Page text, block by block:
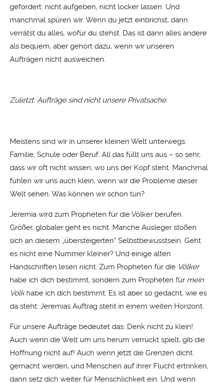
gefordert: nicht aufgeben, nicht locker lassen. Und
manchmal spüren wir: Wenn du jetzt einbrichst, dann
verrätst du alles, wofür du stehst. Das ist dann alles andere
als bequem, aber gehört dazu, wenn wir unseren
Aufträgen nicht ausweichen.
Zuletzt: Aufträge sind nicht unsere Privatsache.
Meistens sind wir in unserer kleinen Welt unterwegs:
Familie, Schule oder Beruf. All das füllt uns aus – so sehr,
dass wir oft nicht wissen, wo uns der Kopf steht. Manchmal
fühlen wir uns auch klein, wenn wir die Probleme dieser
Welt sehen. Was können wir schon tun?
Jeremia wird zum Propheten für die Völker berufen.
Größer, globaler geht es nicht. Manche Ausleger stoßen
sich an diesem „übersteigerten“ Selbstbewusstsein. Geht
es nicht eine Nummer kleiner? Und einige alten
Handschriften lesen nicht: Zum Propheten für die Völker
habe ich dich bestimmt, sondern zum Propheten für mein
Volkhabe ich dich bestimmt. Es ist aber so gedacht, wie es
da steht: Jeremias Auftrag steht in einem weiten Horizont.
Für unsere Aufträge bedeutet das: Denk nicht zu klein!
Auch wenn die Welt um uns herum verrückt spielt, gib die
Hoffnung nicht auf! Auch wenn jetzt die Grenzen dicht
gemacht werden, und Menschen auf ihrer Flucht ertrinken,
dann setz dich weiter für Menschlichkeit ein. Und wenn